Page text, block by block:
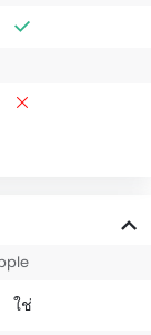
ใช่